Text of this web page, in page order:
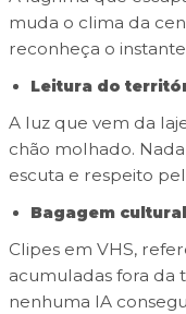
muda o clima da
reconheça o
Leitura do
A luz que vem da
chão molhado.
escuta e respeito
Bagagem cultural
Clipes em VHS,
acumuladas fora da
nenhuma IA